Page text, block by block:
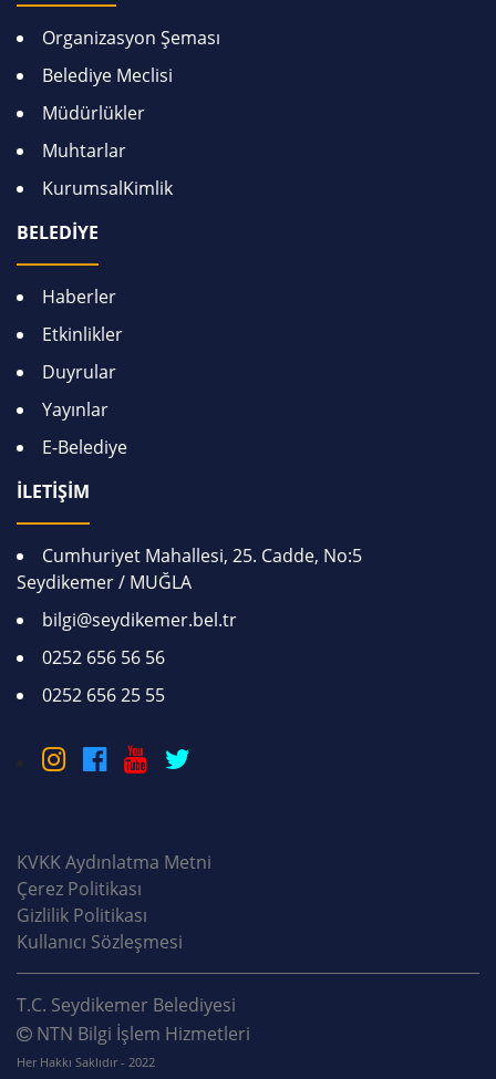
Organizasyon Şeması
Belediye Meclisi
Müdürlükler
Muhtarlar
KurumsalKimlik
BELEDİYE
Haberler
Etkinlikler
Duyrular
Yayınlar
E-Belediye
İLETİŞİM
Cumhuriyet Mahallesi, 25. Cadde, No:5
Seydikemer / MUĞLA
bilgi@seydikemer.bel.tr
0252 656 56 56
0252 656 25 55
KVKK Aydınlatma Metni
Çerez Politikası
Gizlilik Politikası
Kullanıcı Sözleşmesi
T.C. Seydikemer Belediyesi
NTN Bilgi İşlem Hizmetleri
Her Hakkı Saklıdır - 2022